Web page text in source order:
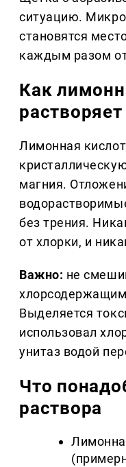
ситуацию.
становятся
каждым разом
Как
Лимонная
магния.
без трения.
от хлорки, и
Важно: не
Выделяется
использовал
унитаз водой
Что
раствора